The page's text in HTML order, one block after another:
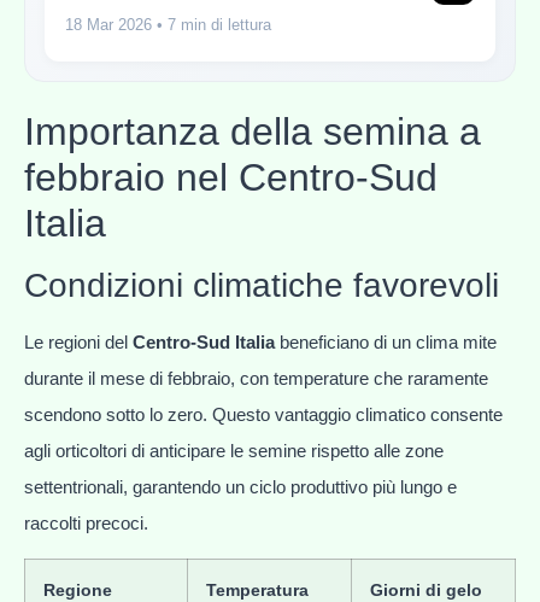
18 Mar 2026 • 7 min di lettura
Importanza della semina a
febbraio nel Centro-Sud
Italia
Condizioni climatiche favorevoli
Le regioni del Centro-Sud Italiabeneficiano di un clima mite
durante il mese di febbraio, con temperature che raramente
scendono sotto lo zero. Questo vantaggio climatico consente
agli orticoltori di anticipare le semine rispetto alle zone
settentrionali, garantendo un ciclo produttivo più lungo e
raccolti precoci.
Regione
Temperatura
Giorni di gelo